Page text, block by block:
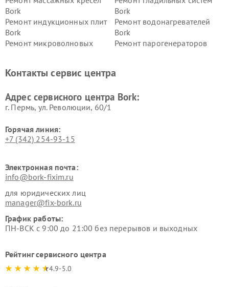
Bork
Bork
Ремонт индукционных плит
Bork
Ремонт водонагревателей
Bork
Ремонт микроволновых
Ремонт парогенераторов
воздуха Bork
Bork
Bork
Контакты сервис центра
Адрес сервисного центра Bork:
г. Пермь, ул. ​Революции, 60/1
Горячая линия:
+7 (342) 254-93-15
Электронная почта:
info@bork-fixim.ru
для юридических лиц
manager@fix-bork.ru
График работы:
ПН-ВСК с 9:00 до 21:00 без перерывов и выходных
Рейтинг сервисного центра
4.9-5.0